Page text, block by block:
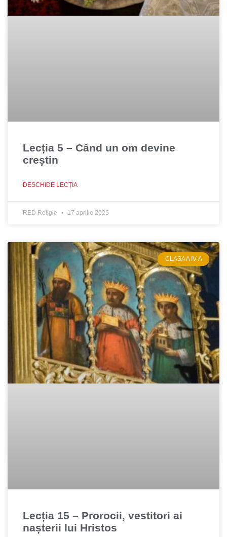
Lecția 5 – Când un om devine
creştin
DESCHIDE LECȚIA
RED Religie 17 aprilie 2025
CLASA A IV-A
Lecția 15 – Prorocii, vestitori ai
nașterii lui Hristos